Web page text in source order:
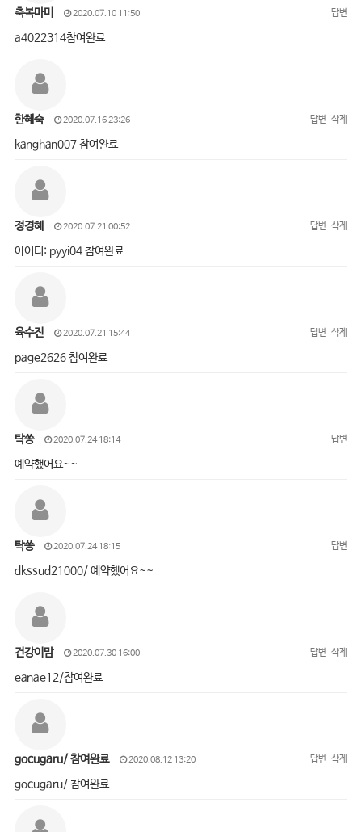
축복마미 2020.07.10 11:50 답변
a4022314참여완료
한혜숙 2020.07.16 23:26 답변 삭제
kanghan007 참여완료
정경혜 2020.07.21 00:52 답변 삭제
아이디: pyyi04 참여완료
육수진 2020.07.21 15:44 답변 삭제
page2626 참여완료
탁쏭 2020.07.24 18:14 답변
예약했어요~~
탁쏭 2020.07.24 18:15 답변
dkssud21000/ 예약했어요~~
건강이맘 2020.07.30 16:00 답변 삭제
eanae12/참여완료
gocugaru/ 참여완료 2020.08.12 13:20 답변 삭제
gocugaru/ 참여완료